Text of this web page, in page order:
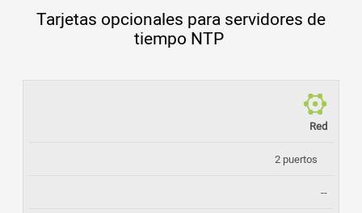
Tarjetas opcionales para servidores de
tiempo NTP
CONECTOR
Red
2 puertos
--